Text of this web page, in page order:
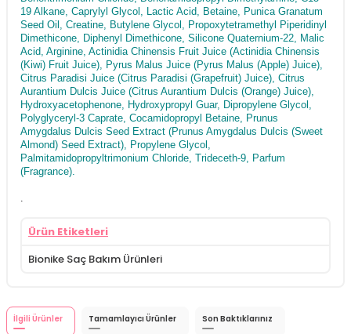
19 Alkane, Caprylyl Glycol, Lactic Acid, Betaine, Punica Granatum
Seed Oil, Creatine, Butylene Glycol, Propoxytetramethyl Piperidinyl
Dimethicone, Diphenyl Dimethicone, Silicone Quaternium-22, Malic
Acid, Arginine, Actinidia Chinensis Fruit Juice (Actinidia Chinensis
(Kiwi) Fruit Juice), Pyrus Malus Juice (Pyrus Malus (Apple) Juice),
Citrus Paradisi Juice (Citrus Paradisi (Grapefruit) Juice), Citrus
Aurantium Dulcis Juice (Citrus Aurantium Dulcis (Orange) Juice),
Hydroxyacetophenone, Hydroxypropyl Guar, Dipropylene Glycol,
Polyglyceryl-3 Caprate, Cocamidopropyl Betaine, Prunus
Amygdalus Dulcis Seed Extract (Prunus Amygdalus Dulcis (Sweet
Almond) Seed Extract), Propylene Glycol,
Palmitamidopropyltrimonium Chloride, Trideceth-9, Parfum
(Fragrance).
.
Ürün Etiketleri
Bionike Saç Bakım Ürünleri
İlgili Ürünler Tamamlayıcı Ürünler Son Baktıklarınız